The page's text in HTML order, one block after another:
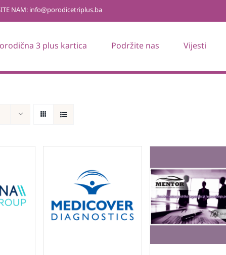
NAM: info@porodicetriplus.ba
3 plus kartica Podržite nas Vijesti